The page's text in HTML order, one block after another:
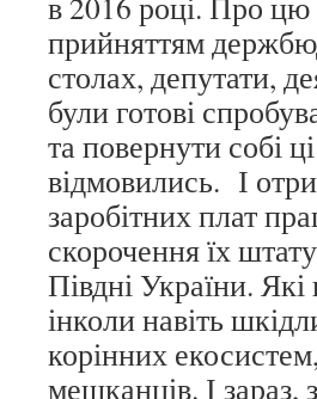
прийняттям
столах, депутати,
були готові
та повернути собі
відмовились. І
заробітних плат
скорочення їх
Півдні України.
інколи навіть
корінних
мешканців. І зараз,